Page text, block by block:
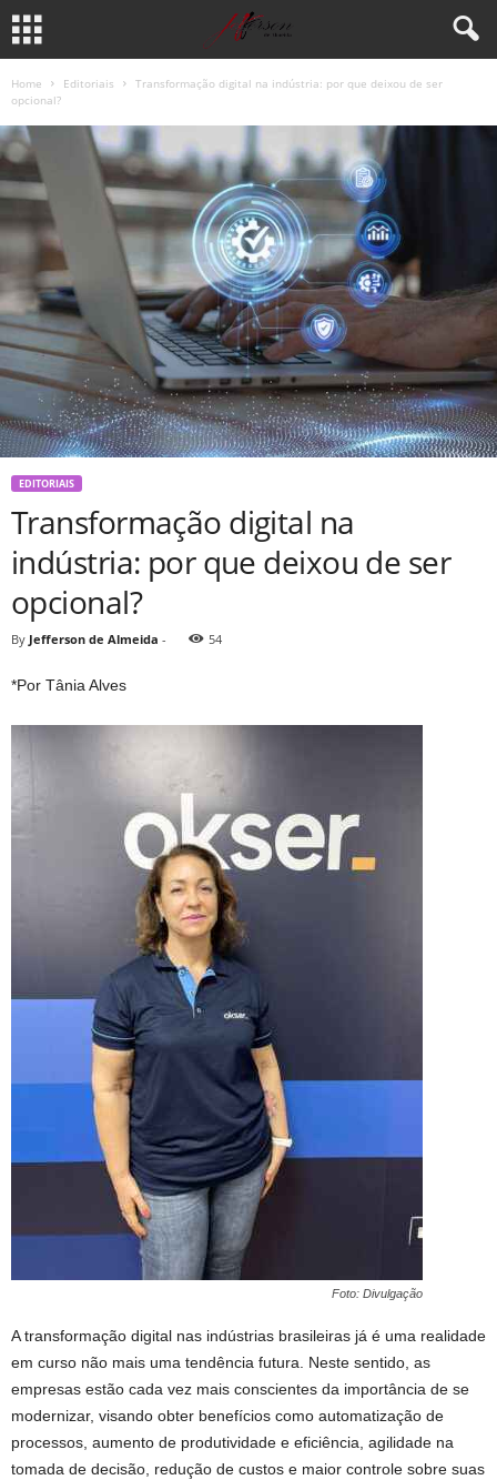
Home Editoriais
Transformação digital na indústria: por que deixou de ser
opcional?
EDITORIAIS
Transformação digital na
indústria: por que deixou de ser
opcional?
By Jefferson de Almeida - 54
*Por Tânia Alves
Foto: Divulgação
A transformação digital nas indústrias brasileiras já é uma realidade
em curso não mais uma tendência futura. Neste sentido, as
empresas estão cada vez mais conscientes da importância de se
modernizar, visando obter benefícios como automatização de
processos, aumento de produtividade e eficiência, agilidade na
tomada de decisão, redução de custos e maior controle sobre suas